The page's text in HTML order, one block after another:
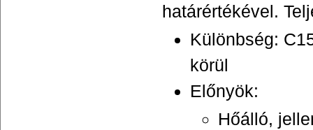
határértékével.
Különbség:
körül
Előnyök:
Hőálló,